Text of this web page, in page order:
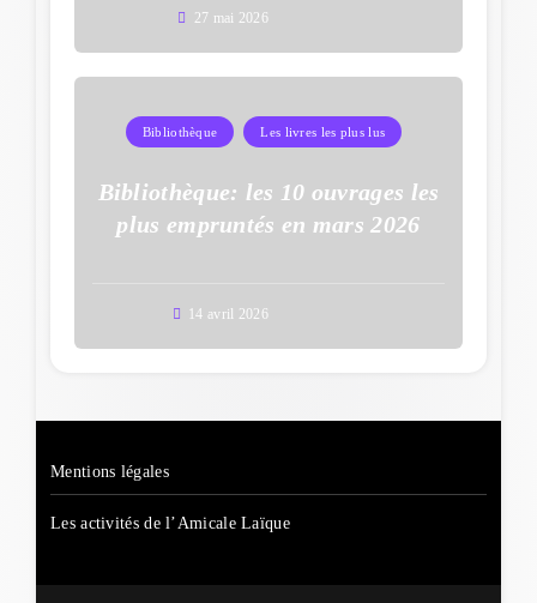
27 mai 2026
Bibliothèque Les livres les plus lus
Bibliothèque: les 10 ouvrages les
plus empruntés en mars 2026
14 avril 2026
Mentions légales
Les activités de l’Amicale Laïque